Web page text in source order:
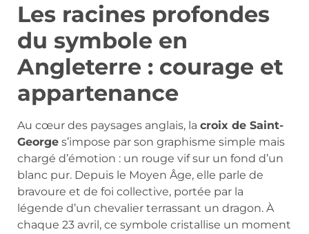
Les racines profondes
du symbole en
Angleterre : courage et
appartenance
Au cœur des paysages anglais, la croix de Saint-
George s’impose par son graphisme simple mais
chargé d’émotion : un rouge vif sur un fond d’un
blanc pur. Depuis le Moyen Âge, elle parle de
bravoure et de foi collective, portée par la
légende d’un chevalier terrassant un dragon. À
chaque 23 avril, ce symbole cristallise un moment